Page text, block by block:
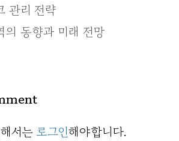
관리 전략
의 동향과 미래 전망
서는 로그인해야합니다.